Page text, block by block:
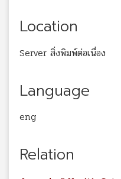
Location
Server สิ่งพิมพ์ต่อเนื่อง
Language
eng
Relation